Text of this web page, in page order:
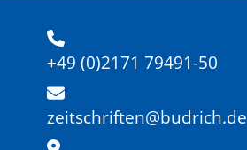
+49 (0)2171 79491-50
zeitschriften@budrich.de